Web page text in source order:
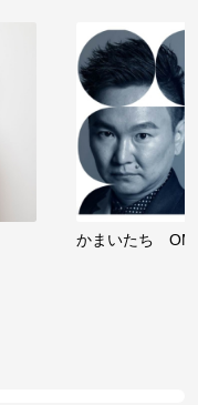
かまいたち